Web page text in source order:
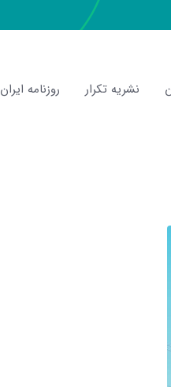
نشریه تکرار روزنامه ایران